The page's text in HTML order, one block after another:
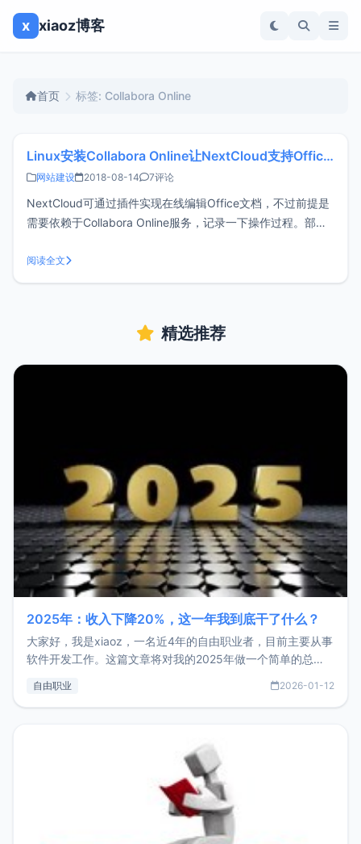
x xiaoz博客
首页 标签: Collabora Online
Linux安装Collabora Online让NextCloud支持Office在线编辑
网站建设 2018-08-14 7评论
NextCloud可通过插件实现在线编辑Office文档，不过前提是
需要依赖于Collabora Online服务，记录一下操作过程。部署
装方式，这篇文章使用Linux Docker方式来一键部署。
CentOS安
阅读全文
精选推荐
2025年：收入下降20%，这一年我到底干了什么？
大家好，我是xiaoz，一名近4年的自由职业者，目前主要从事
软件开发工作。这篇文章将对我的2025年做一个简单的总
收入下降20%，但却过得很充实，2026年不求突破，但求保
自由职业 2026-01-12